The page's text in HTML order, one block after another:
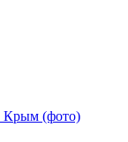
Крым (фото)